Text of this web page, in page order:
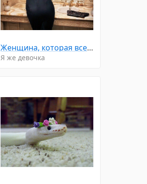
Женщина, которая все прощает и долго терпит, часто уходит неожиданно и навсегда. ☝
Я же девочка